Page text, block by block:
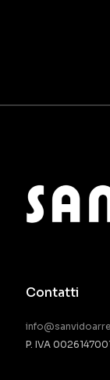
Contatti
P. IVA